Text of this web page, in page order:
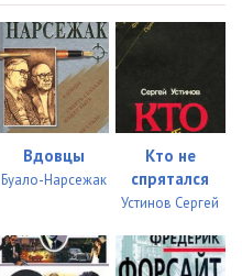
Вдовцы
Буало-Нарсежак
Кто не
спрятался
Устинов Сергей